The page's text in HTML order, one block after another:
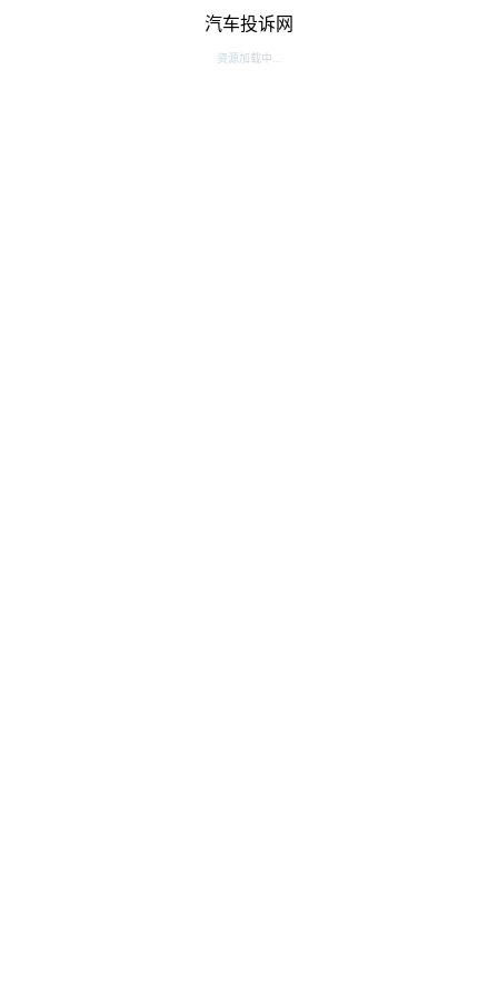
汽车投诉网
资源加载中...